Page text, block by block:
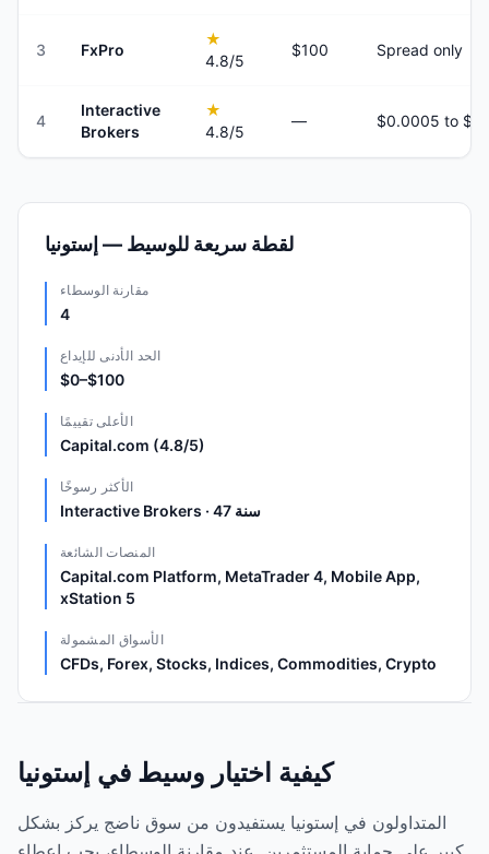
3 FxPro
★
4.8/5
$100 Spread only
4
Interactive
Brokers
★
4.8/5
—
لقطة سريعة للوسيط — إستونيا
مقارنة الوسطاء
4
الحد الأدنى للإيداع
$0–$100
الأعلى تقييمًا
Capital.com (4.8/5)
الأكثر رسوخًا
Interactive Brokers · 47 سنة
المنصات الشائعة
Capital.com Platform, MetaTrader 4, Mobile App,
xStation 5
الأسواق المشمولة
CFDs, Forex, Stocks, Indices, Commodities, Crypto
كيفية اختيار وسيط في إستونيا
المتداولون في إستونيا يستفيدون من سوق ناضج يركز بشكل